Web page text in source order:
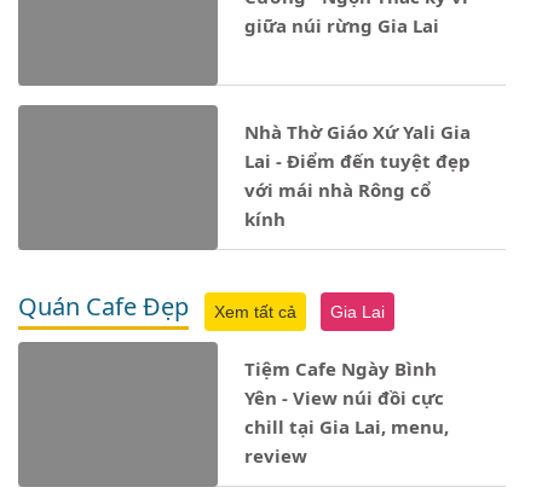
giữa núi rừng Gia Lai
Nhà Thờ Giáo Xứ Yali Gia
Lai - Điểm đến tuyệt đẹp
với mái nhà Rông cổ
kính
Quán Cafe Đẹp Xem tất cả Gia Lai
Tiệm Cafe Ngày Bình
Yên - View núi đồi cực
chill tại Gia Lai, menu,
review